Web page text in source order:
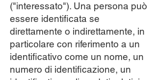
("interessato"). Una persona può
essere identificata se
direttamente o indirettamente, in
particolare con riferimento a un
identificativo come un nome, un
numero di identificazione, un